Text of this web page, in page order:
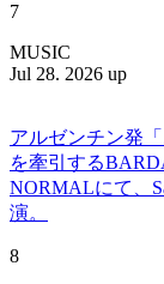
7
MUSIC
Jul 28. 2026 up
アルゼンチン発
を牽引する
NORMALにて、
演。
8